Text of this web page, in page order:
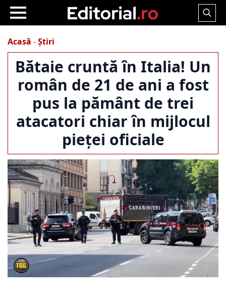
Search
Acasă -Știri
Bătaie cruntă în Italia! Un
român de 21 de ani a fost
pus la pământ de trei
atacatori chiar în mijlocul
pieței oficiale